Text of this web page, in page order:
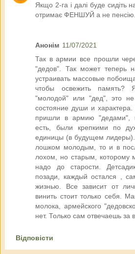
Якщо 2-га і далі буде сидіть
отримає ФЕНШУЙ а не пенсію.
Анонім 11/07/2021
Так в армии все прошли
"дедов". Так может теперь
устраивать массовые
чтобы освежить память?
"молодой" или "дед", это не
состояние души и
пришли в армию "дедами",
есть, были крепкими по
единицы (в будущем
лошком молодым, то и в
лохом, но старым, которому
надо до старости.
позади, каждый остался ,
жизнью. Все зависит от
винить стоит только себя.
молока, армейского
нет. Только сам отвечаешь за
Відповісти